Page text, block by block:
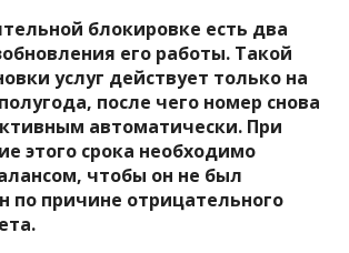
блокировке есть два
его работы. Такой
услуг действует только на
после чего номер снова
автоматически. При
этого срока необходимо
чтобы он не был
по причине отрицательного